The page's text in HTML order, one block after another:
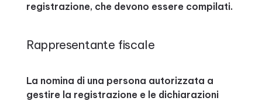
registrazione, che devono essere compilati.
Rappresentante fiscale
La nomina di una persona autorizzata a
gestire la registrazione e le dichiarazioni